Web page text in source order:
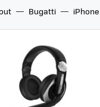
Bugatti iPhone